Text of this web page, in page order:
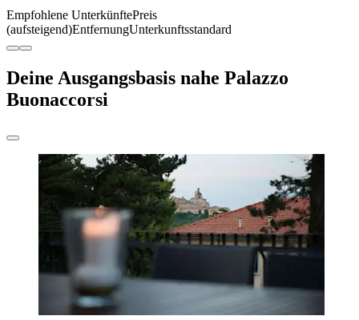
Empfohlene UnterkünftePreis
(aufsteigend)EntfernungUnterkunftsstandard
Deine Ausgangsbasis nahe Palazzo
Buonaccorsi